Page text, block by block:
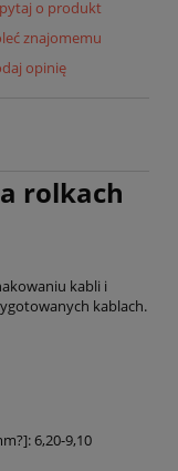
o produkt
znajomemu
opinię
rolkach
kabli i
kablach.
6,20-9,10